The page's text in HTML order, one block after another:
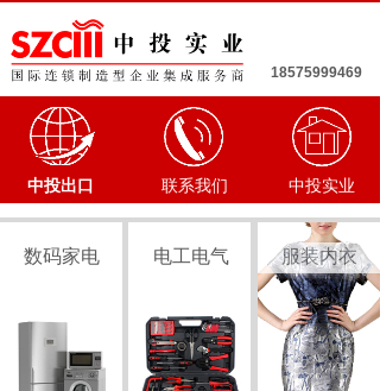
18575999469
中投实业
中投出口 联系我们
电工电气 服装内衣
数码家电